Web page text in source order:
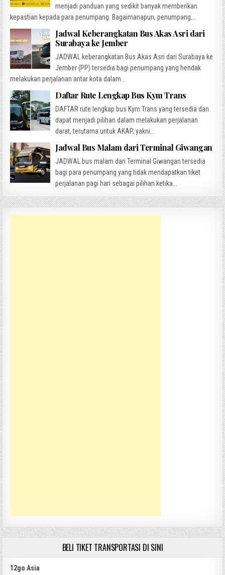
menjadi panduan yang sedikit banyak memberikan
kepastian kepada para penumpang. Bagaimanapun, penumpang...
Jadwal Keberangkatan Bus Akas Asri dari
Surabaya ke Jember
JADWAL keberangkatan Bus Akas Asri dari Surabaya ke
Jember (PP) tersedia bagi penumpang yang hendak
melakukan perjalanan antar kota dalam...
Daftar Rute Lengkap Bus Kym Trans
DAFTAR rute lengkap bus Kym Trans yang tersedia dan
dapat menjadi pilihan dalam melakukan perjalanan
darat, terutama untuk AKAP, yakni...
Jadwal Bus Malam dari Terminal Giwangan
JADWAL bus malam dari Terminal Giwangan tersedia
bagi para penumpang yang tidak mendapatkan tiket
perjalanan pagi hari sebagai pilihan ketika...
BELI TIKET TRANSPORTASI DI SINI
12go Asia